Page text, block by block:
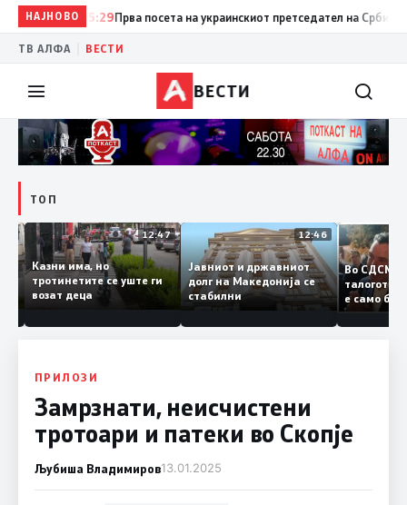
НАЈНОВО
15:29Прва посета на украинскиот претседател на Србија:
ТВ АЛФА ВЕСТИ
ВЕСТИ
ТОП
12:50
и
12:47
Казни има, но
тротинетите се уште ги
возат деца
12:46
Јавниот и државниот
долг на Македонија се
стабилни
Во
е само
копија
Заев
ПРИЛОЗИ
Замрзнати, неисчистени
тротоари и патеки во Скопје
Љубиша Владимиров13.01.2025